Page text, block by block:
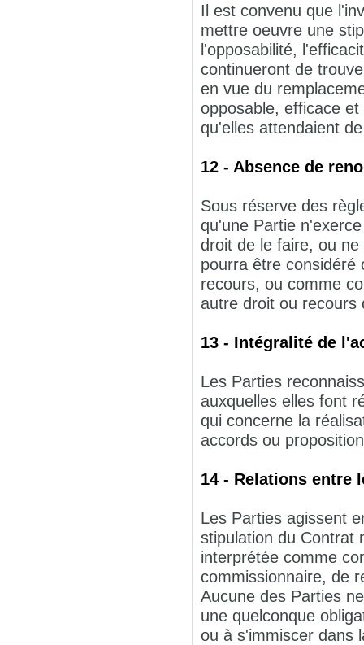
Il est convenu que
mettre oeuvre une
l'opposabilité,
continueront de
en vue du
opposable, efficace
qu'elles attendaient
12 - Absence de
Sous réserve des
qu'une Partie
droit de le faire, ou
pourra être considéré
recours, ou comme
autre droit ou recours
13 - Intégralité de
Les Parties
auxquelles elles font
qui concerne la
accords ou
14 - Relations entre
Les Parties agissent
stipulation du Contrat
interprétée comme
commissionnaire, de
Aucune des Parties
une quelconque
ou à s'immiscer dans